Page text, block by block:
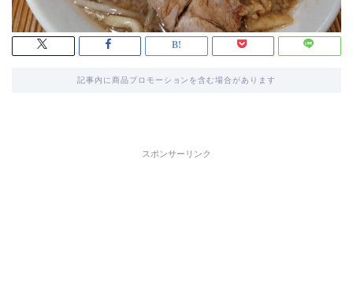
記事内に商品プロモーションを含む場合があります
スポンサーリンク